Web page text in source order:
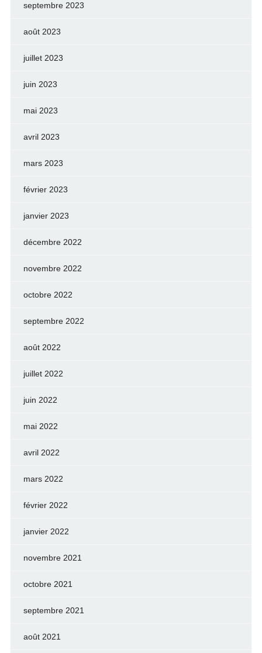
septembre 2023
août 2023
juillet 2023
juin 2023
mai 2023
avril 2023
mars 2023
février 2023
janvier 2023
décembre 2022
novembre 2022
octobre 2022
septembre 2022
août 2022
juillet 2022
juin 2022
mai 2022
avril 2022
mars 2022
février 2022
janvier 2022
novembre 2021
octobre 2021
septembre 2021
août 2021